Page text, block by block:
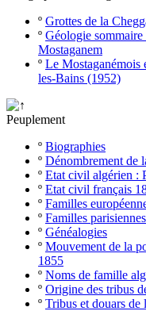
º Grottes de la
º Géologie
Mostaganem
º Le Mostaganémois
les-Bains (1952)
Peuplement
º Biographies
º Dénombrement de
º Etat civil algérien :
º Etat civil français
º Familles
º Familles
º Généalogies
º Mouvement de la
1855
º Noms de famille
º Origine des tribus
º Tribus et douars